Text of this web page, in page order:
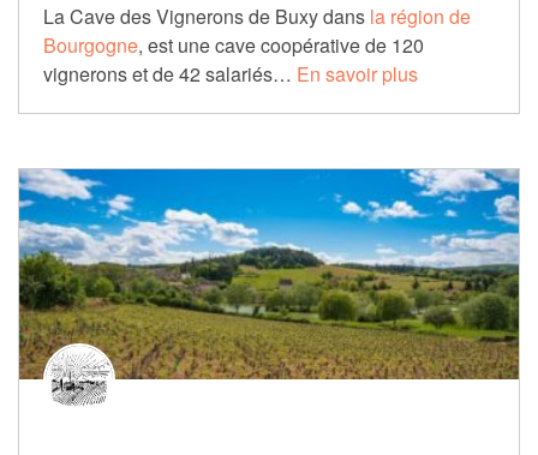
La Cave des Vignerons de Buxy dans la région de
Bourgogne, est une cave coopérative de 120
vignerons et de 42 salariés… En savoir plus